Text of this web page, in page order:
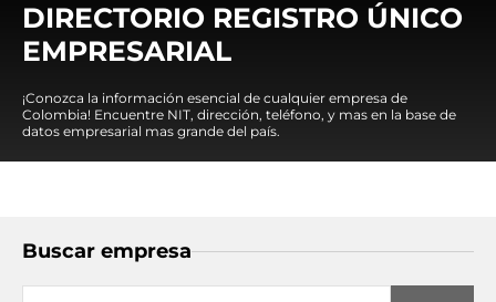
DIRECTORIO REGISTRO ÚNICO
EMPRESARIAL
¡Conozca la información esencial de cualquier empresa de
Colombia! Encuentre NIT, dirección, teléfono, y mas en la base de
datos empresarial mas grande del país.
Buscar empresa